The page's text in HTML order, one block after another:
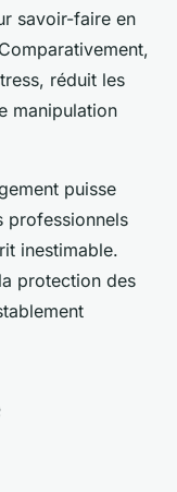
savoir-faire en
réduit les
manipulation
puisse
professionnels
inestimable.
protection des